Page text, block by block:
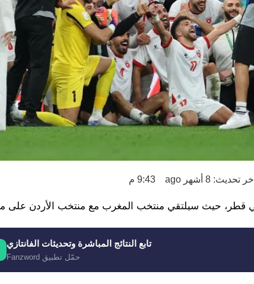
اخر تحديث: 8 أشهر ago 9:43 م
تابع النتائج المباشرة وتحديثات الفانتازي
حمّل تطبيق Fanzword